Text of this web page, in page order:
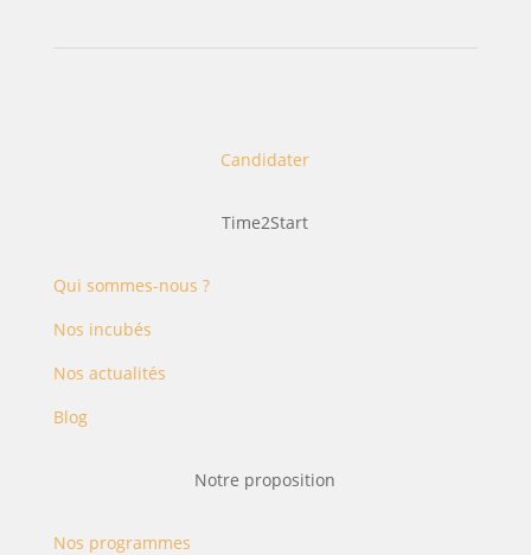
Candidater
Time2Start
Qui sommes-nous ?
Nos incubés
Nos actualités
Blog
Notre proposition
Nos programmes